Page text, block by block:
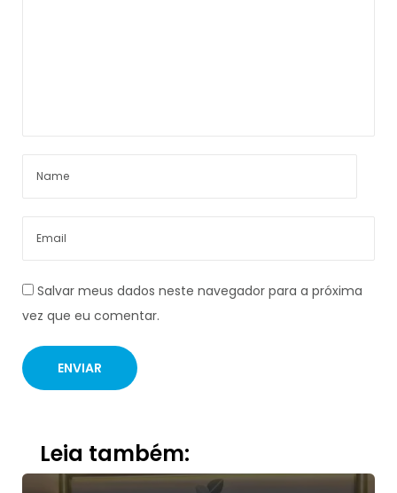
Salvar meus dados neste navegador para a próxima
vez que eu comentar.
Leia também: